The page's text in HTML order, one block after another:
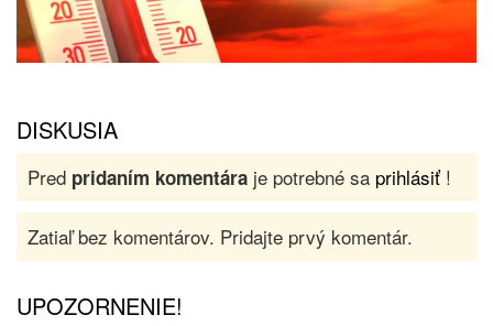
DISKUSIA
Pred pridaním komentára je potrebné sa prihlásiť!
Zatiaľ bez komentárov. Pridajte prvý komentár.
UPOZORNENIE!